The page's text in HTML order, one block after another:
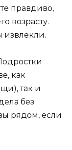
правдиво,
возрасту.
извлекли.
как
так и
без
рядом, если